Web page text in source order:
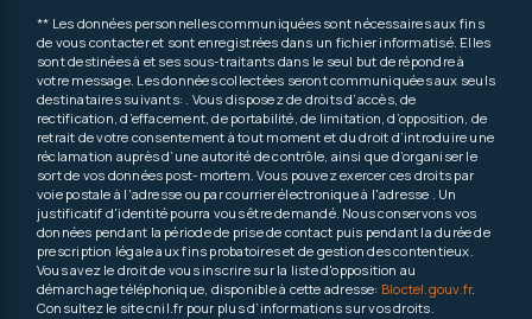
** Les données personnelles communiquées sont nécessaires aux fins
de vous contacter et sont enregistrées dans un fichier informatisé. Elles
sont destinées à et ses sous-traitants dans le seul but de répondre à
votre message. Les données collectées seront communiquées aux seuls
destinataires suivants: . Vous disposez de droits d’accès, de
rectification, d’effacement, de portabilité, de limitation, d’opposition, de
retrait de votre consentement à tout moment et du droit d’introduire une
réclamation auprès d’une autorité de contrôle, ainsi que d’organiser le
sort de vos données post-mortem. Vous pouvez exercer ces droits par
voie postale à l'adresse ou par courrier électronique à l'adresse . Un
justificatif d'identité pourra vous être demandé. Nous conservons vos
données pendant la période de prise de contact puis pendant la durée de
prescription légale aux fins probatoires et de gestion des contentieux.
Vous avez le droit de vous inscrire sur la liste d'opposition au
démarchage téléphonique, disponible à cette adresse: Bloctel.gouv.fr.
Consultez le site cnil.fr pour plus d’informations sur vos droits.